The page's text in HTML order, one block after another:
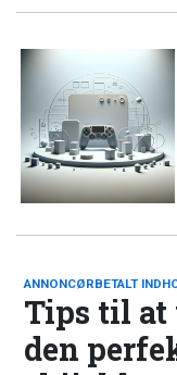
ANNONCØRBETALT
Tips til
den